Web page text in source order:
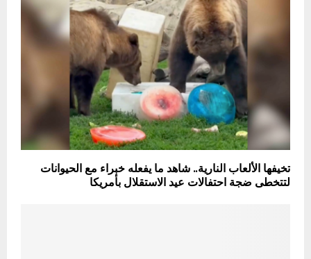
تخيفها الألعاب النارية.. شاهد ما يفعله خبراء مع الحيوانات
لتتخطى ضجة احتفالات عيد الاستقلال بأمريكا